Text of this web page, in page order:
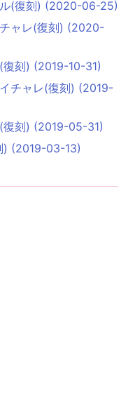
(復刻) (2020-06-25)
ャレ(復刻) (2020-
復刻) (2019-10-31)
チャレ(復刻) (2019-
復刻) (2019-05-31)
) (2019-03-13)